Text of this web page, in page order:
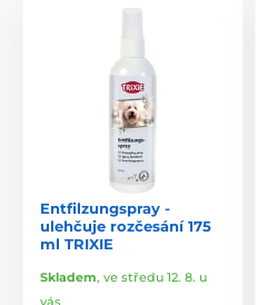
Entfilzungspray -
ulehčuje rozčesání 175
ml TRIXIE
Skladem, ve středu 12. 8. u
vás